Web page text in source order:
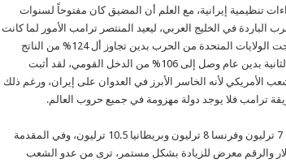
تنظيمية إيرانية، مع العلم أن المضيق كان مفتوحاً لسنوات
الباردة في الخليج العربي، ليعيد المنتصر ترامب الأمور لما كانت
عليه قبل العدوان على إيران، انتصر ترامب وقد خرجت الولايات المتحدة من الحرب بدين تجاوز أل 124% من الناتج
القومي الأمريكي، فيما خرجت من الحرب العالمية الثانية بدين عام وصل إلى 106% من الدخل القومي، لقد أثبت
الأمريكي لأنه الخاسر الأبرز في العدوان على إيران، ورغم ذلك
ترامب فلا يوجد دولة مهزومة في جميع حروب العالم.
تبلغ مديونية اليابان 4.5 ترليون دولار أمريكي، المانيا 7 ترليون وفرنسا 8 ترليون وبريطانيا 10.5 ترليون، وفي المقدمة
باجمال دين عام يبلغ 35 ترليون دولار والرقم معرض للزيادة بشكل مستمر، ترى من عدو الشعب